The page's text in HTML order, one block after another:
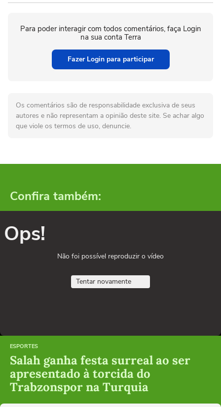
Para poder interagir com todos comentários, faça Login
na sua conta Terra
Fazer Login para participar
Os comentários são de responsabilidade exclusiva de seus
autores e não representam a opinião deste site. Se achar algo
que viole os termos de uso, denuncie.
Confira também:
Ops!
Não foi possível reproduzir o vídeo
Tentar novamente
ESPORTES
Salah ganha festa surreal ao ser
apresentado à torcida do
Trabzonspor na Turquia